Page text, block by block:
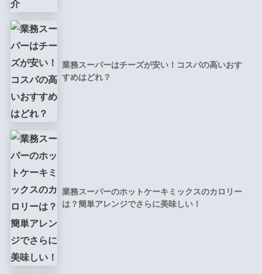
業務スーパーはチーズが安い！コスパの高いおす
すめはどれ？
業務スーパーのホットケーキミックスのカロリー
は？簡単アレンジでさらに美味しい！